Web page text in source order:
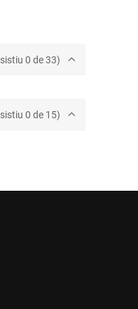
0 de 33)
0 de 15)